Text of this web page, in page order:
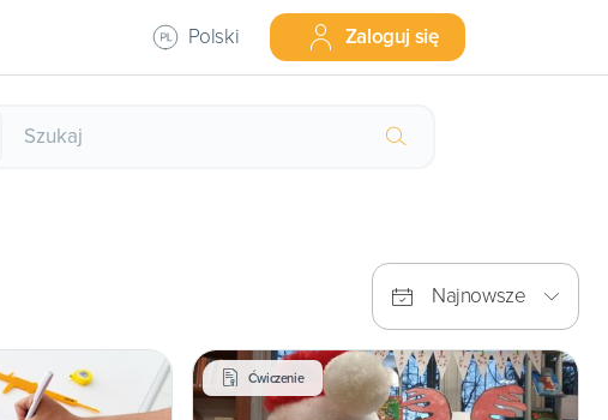
Polski Zaloguj się
Najnowsze
Ćwiczenie